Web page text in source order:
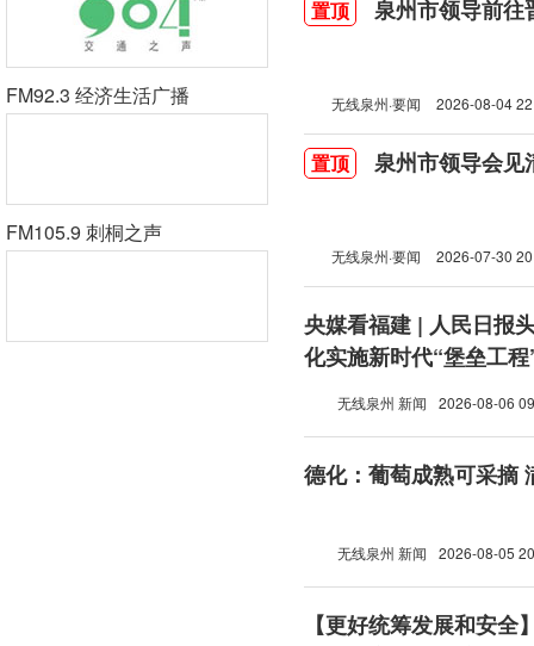
FM92.3 经济生活广播
FM105.9 刺桐之声
置顶 泉州市领导前往
无线泉州·要闻 2026-08-04
置顶 泉州市领导会见
无线泉州·要闻 2026-07-30
央媒看福建 | 人民日报
化实施新时代“堡垒工程
无线泉州 新闻 2026-08-06
德化：葡萄成熟可采摘
无线泉州 新闻 2026-08-05
【更好统筹发展和安全